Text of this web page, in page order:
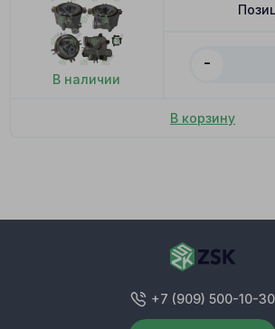
В наличии
-
В корзину
+7 (909) 500-10-30